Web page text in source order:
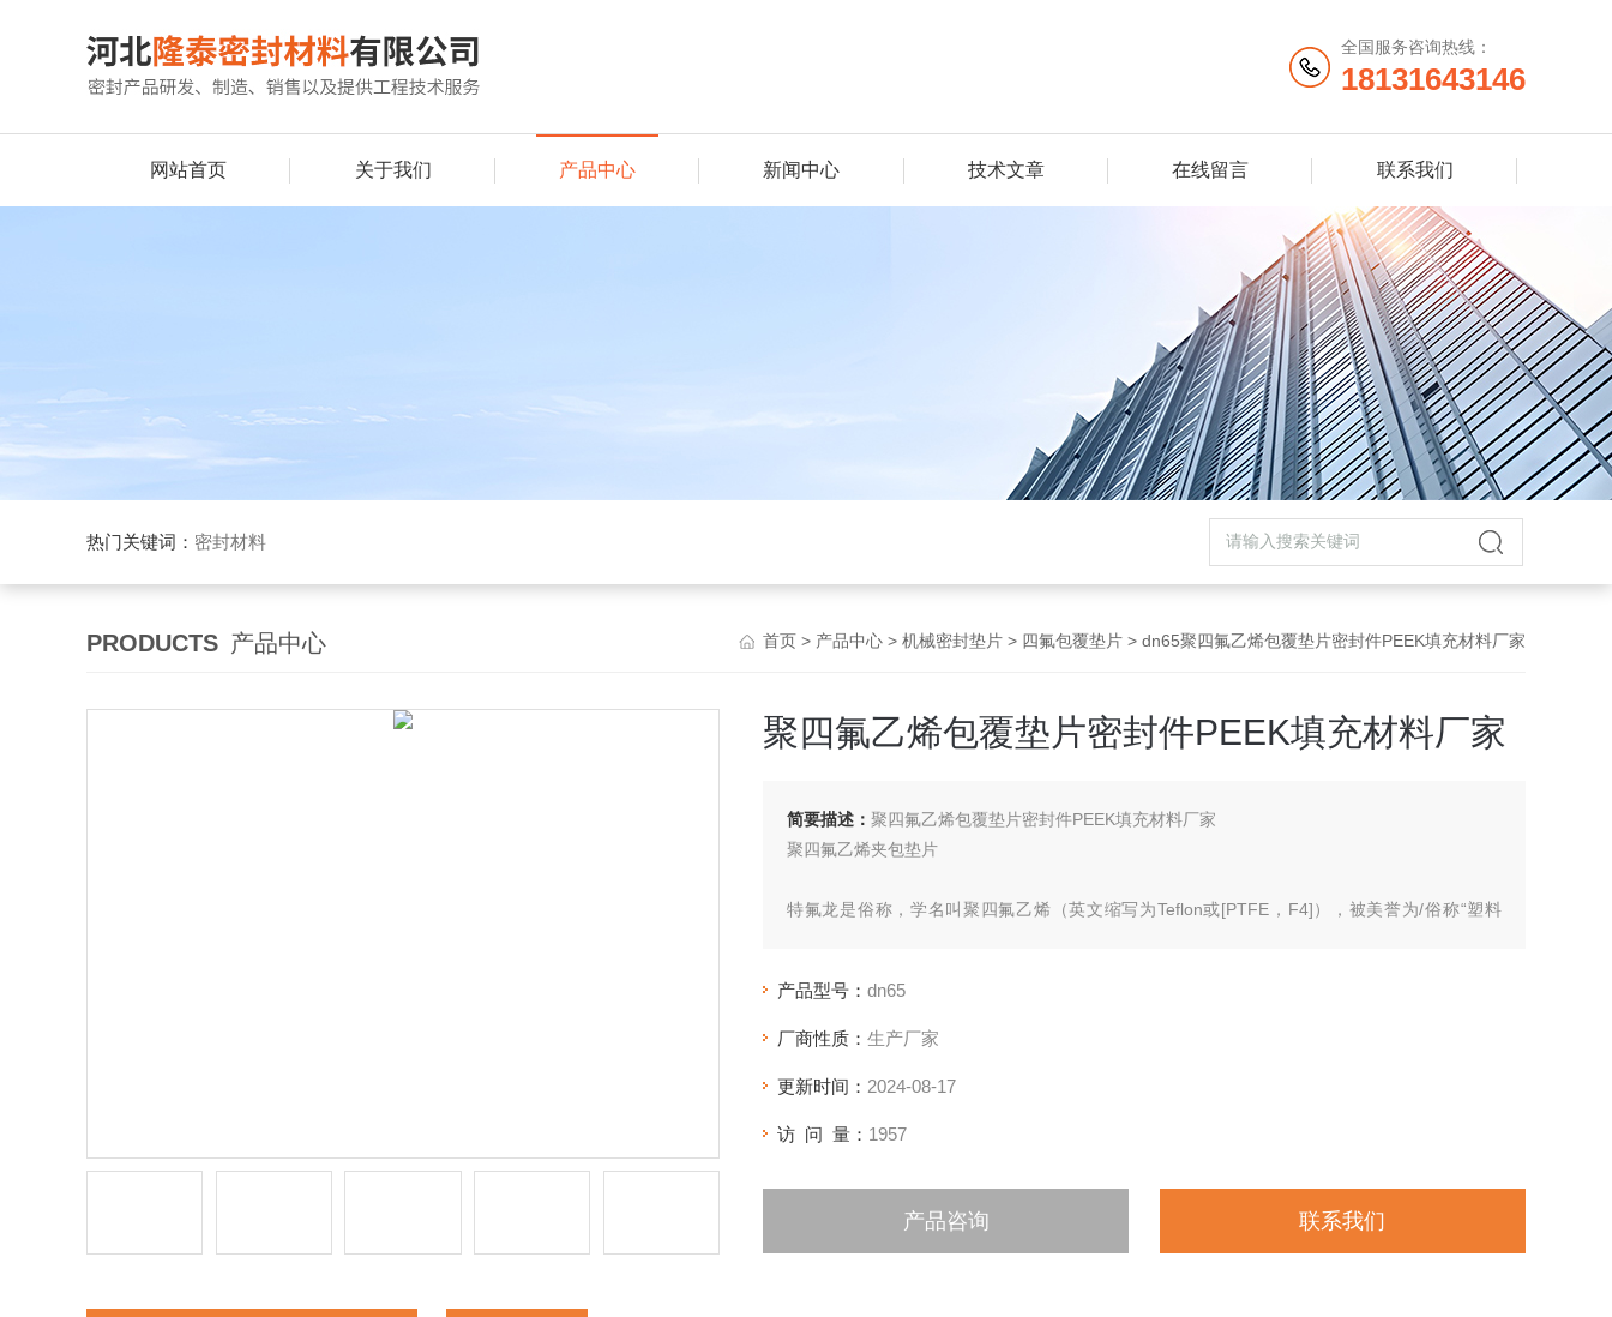
全国服务咨询热线：
18131643146
网站首页 关于我们 产品中心 新闻中心 技术文章 在线留言 联系我们
热门关键词： 密封材料
PRODUCTS 产品中心 首页 > 产品中心 > 机械密封垫片 > 四氟包覆垫片 > dn65聚四氟乙烯包覆垫片密封件PEEK填充材料厂家
聚四氟乙烯包覆垫片密封件PEEK填充材料厂家
简要描述： 聚四氟乙烯包覆垫片密封件PEEK填充材料厂家
聚四氟乙烯夹包垫片
特氟龙是俗称，学名叫聚四氟乙烯（英文缩写为Teflon或[PTFE，F4]），被美誉为/俗称“塑料
产品型号： dn65
厂商性质： 生产厂家
更新时间： 2024-08-17
访 问 量： 1957
产品咨询 联系我们